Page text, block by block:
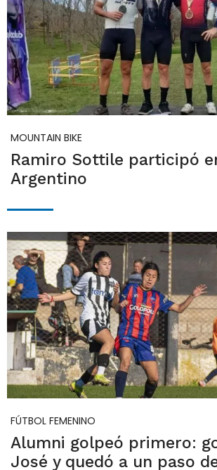
MOUNTAIN BIKE
Ramiro Sottile participó
Argentino
FÚTBOL FEMENINO
Alumni golpeó primero:
José y quedó a un paso